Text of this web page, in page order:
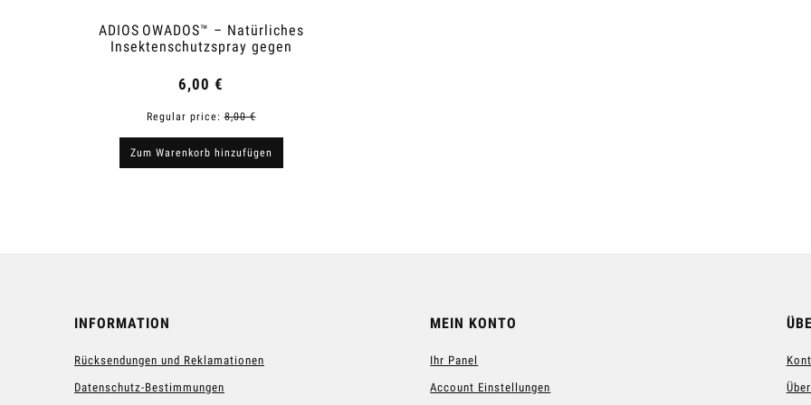
ADIOS OWADOS™ – Natürliches
Insektenschutzspray gegen
6,00 €
Regular price:8,00 €
Zum Warenkorb hinzufügen
INFORMATION
Rücksendungen und Reklamationen
Datenschutz-Bestimmungen
MEIN KONTO
Ihr Panel
Account Einstellungen